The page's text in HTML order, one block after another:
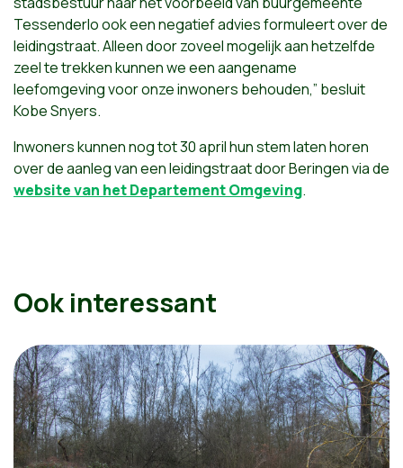
Tessenderlo ook een negatief advies formuleert over de
leidingstraat. Alleen door zoveel mogelijk aan hetzelfde
zeel te trekken kunnen we een aangename
leefomgeving voor onze inwoners behouden,” besluit
Kobe Snyers.
Inwoners kunnen nog tot 30 april hun stem laten horen
over de aanleg van een leidingstraat door Beringen via de
website van het Departement Omgeving.
Ook interessant